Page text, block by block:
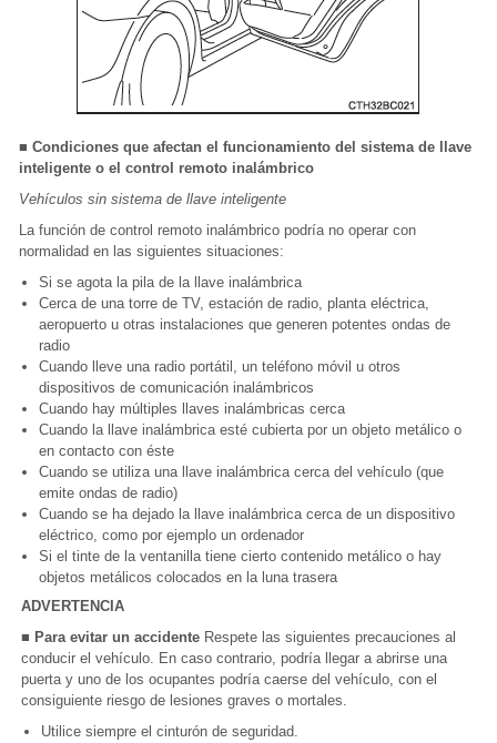
■ Condiciones que afectan el funcionamiento del sistema de llave
inteligente o el control remoto inalámbrico
Vehículos sin sistema de llave inteligente
La función de control remoto inalámbrico podría no operar con
normalidad en las siguientes situaciones:
Si se agota la pila de la llave inalámbrica
Cerca de una torre de TV, estación de radio, planta eléctrica,
aeropuerto u otras instalaciones que generen potentes ondas de
radio
Cuando lleve una radio portátil, un teléfono móvil u otros
dispositivos de comunicación inalámbricos
Cuando hay múltiples llaves inalámbricas cerca
Cuando la llave inalámbrica esté cubierta por un objeto metálico o
en contacto con éste
Cuando se utiliza una llave inalámbrica cerca del vehículo (que
emite ondas de radio)
Cuando se ha dejado la llave inalámbrica cerca de un dispositivo
eléctrico, como por ejemplo un ordenador
Si el tinte de la ventanilla tiene cierto contenido metálico o hay
objetos metálicos colocados en la luna trasera
ADVERTENCIA
■ Para evitar un accidente Respete las siguientes precauciones al
conducir el vehículo. En caso contrario, podría llegar a abrirse una
puerta y uno de los ocupantes podría caerse del vehículo, con el
consiguiente riesgo de lesiones graves o mortales.
Utilice siempre el cinturón de seguridad.